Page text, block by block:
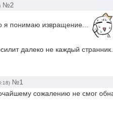
№2
я понимаю извращение...
далеко не каждый
№1
сожалению не смог